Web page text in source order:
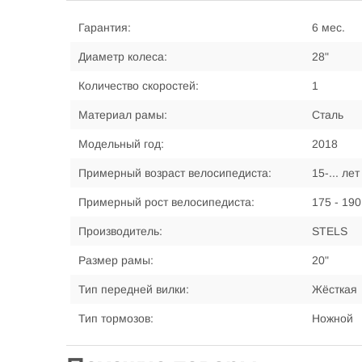
Гарантия: 6 мес.
Диаметр колеса: 28"
Количество скоростей: 1
Материал рамы: Сталь
Модельный год: 2018
Примерный возраст велосипедиста: 15-... лет
Примерный рост велосипедиста: 175 -
Производитель: STELS
Размер рамы: 20"
Тип передней вилки: Жёсткая
Тип тормозов: Ножной